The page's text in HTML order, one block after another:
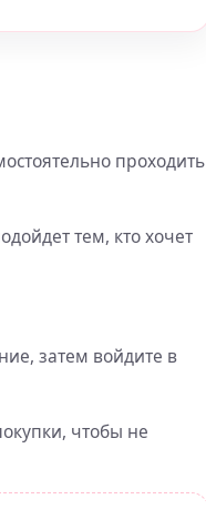
проходить
тем, кто хочет
затем войдите в
чтобы не